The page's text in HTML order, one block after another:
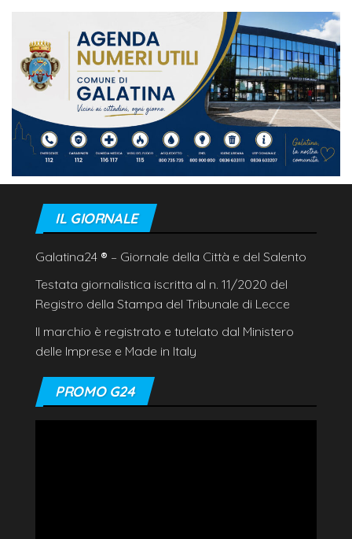
IL GIORNALE
Galatina24 ® – Giornale della Città e del Salento
Testata giornalistica iscritta al n. 11/2020 del
Registro della Stampa del Tribunale di Lecce
Il marchio è registrato e tutelato dal Ministero
delle Imprese e Made in Italy
PROMO G24